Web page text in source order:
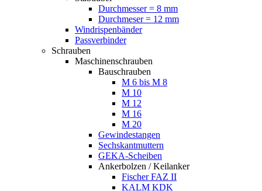
Durchmesser = 8 mm
Durchmeser = 12 mm
Windrispenbänder
Passverbinder
Schrauben
Maschinenschrauben
Bauschrauben
M 6 bis M 8
M 10
M 12
M 16
M 20
Gewindestangen
Sechskantmuttern
GEKA-Scheiben
Ankerbolzen / Keilanker
Fischer FAZ II
KALM KDK